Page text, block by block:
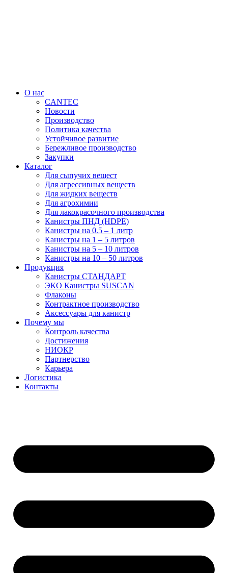
О нас
CANTEC
Новости
Производство
Политика качества
Устойчивое развитие
Бережливое производство
Закупки
Каталог
Для сыпучих вещест
Для агрессивных веществ
Для жидких веществ
Для агрохимии
Для лакокрасочного производства
Канистры ПНД (HDPE)
Канистры на 0.5 – 1 литр
Канистры на 1 – 5 литров
Канистры на 5 – 10 литров
Канистры на 10 – 50 литров
Продукция
Канистры СТАНДАРТ
ЭКО Канистры SUSCAN
Флаконы
Контрактное производство
Аксессуары для канистр
Почему мы
Контроль качества
Достижения
НИОКР
Партнерство
Карьера
Логистика
Контакты